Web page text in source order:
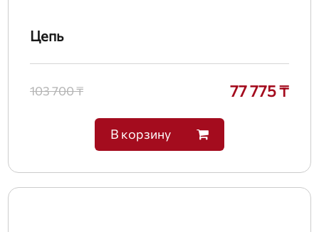
Цепь
103 700 ₸ 77 775 ₸
В корзину